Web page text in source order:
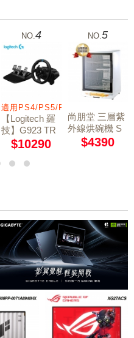
線技術
NO. 4
適用PS4/PS5/PC
【Logitech 羅
技】G923 TR
UEFORCE 模
$10290
NO.5
尚朋堂 三層紫
外線烘碗機 S
D-1566
$4390